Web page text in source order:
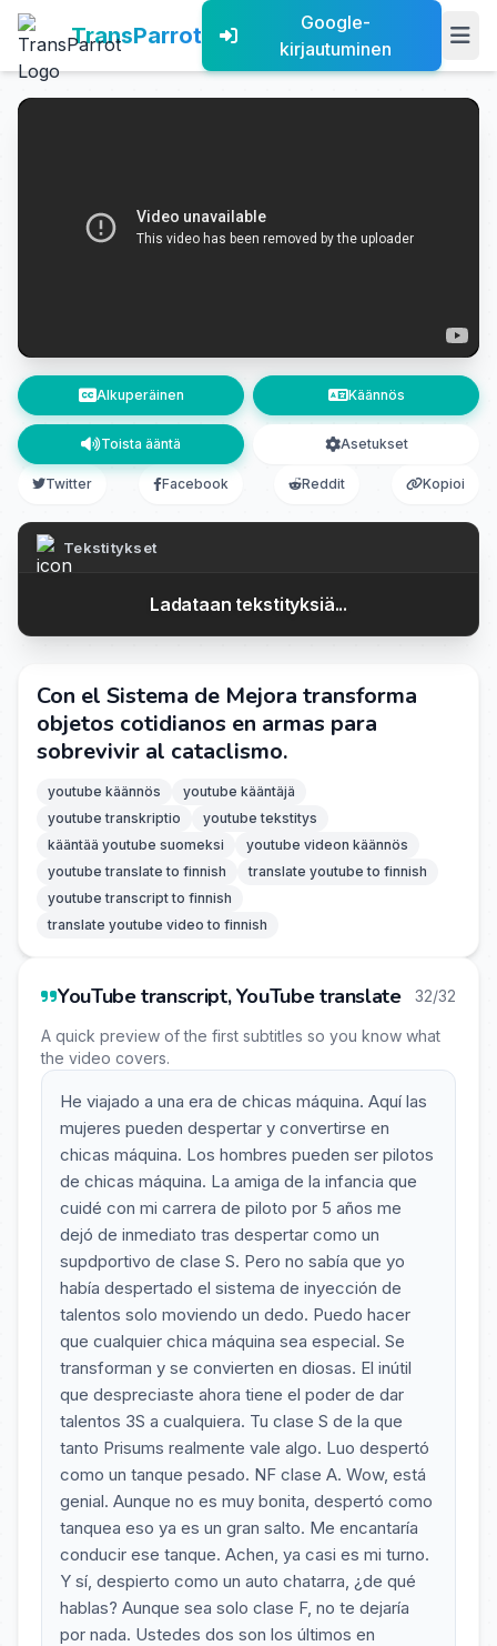
TransParrot
Google-
kirjautuminen
Alkuperäinen Käännös
Toista ääntä Asetukset
Twitter Facebook Reddit Kopioi
Tekstitykset
Ladataan tekstityksiä...
Con el Sistema de Mejora transforma
objetos cotidianos en armas para
sobrevivir al cataclismo.
youtube käännös
youtube kääntäjä
youtube transkriptio
youtube tekstitys
kääntää youtube suomeksi
youtube videon käännös
youtube translate to finnish
translate youtube to finnish
youtube transcript to finnish
translate youtube video to finnish
YouTube transcript, YouTube translate 32/32
A quick preview of the first subtitles so you know what
the video covers.
He viajado a una era de chicas máquina. Aquí las
mujeres pueden despertar y convertirse en
chicas máquina. Los hombres pueden ser pilotos
de chicas máquina. La amiga de la infancia que
cuidé con mi carrera de piloto por 5 años me
dejó de inmediato tras despertar como un
supdportivo de clase S. Pero no sabía que yo
había despertado el sistema de inyección de
talentos solo moviendo un dedo. Puedo hacer
que cualquier chica máquina sea especial. Se
transforman y se convierten en diosas. El inútil
que despreciaste ahora tiene el poder de dar
talentos 3S a cualquiera. Tu clase S de la que
tanto Prisums realmente vale algo. Luo despertó
como un tanque pesado. NF clase A. Wow, está
genial. Aunque no es muy bonita, despertó como
tanquea eso ya es un gran salto. Me encantaría
conducir ese tanque. Achen, ya casi es mi turno.
Y sí, despierto como un auto chatarra, ¿de qué
hablas? Aunque sea solo clase F, no te dejaría
por nada. Ustedes dos son los últimos en